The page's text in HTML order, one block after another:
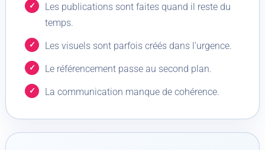
Les publications sont faites quand il reste du
temps.
Les visuels sont parfois créés dans l’urgence.
Le référencement passe au second plan.
La communication manque de cohérence.